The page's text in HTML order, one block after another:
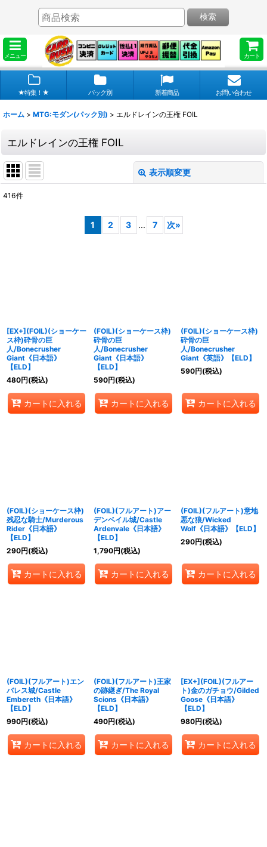
メニュー カート
検索
★特集！★ パック別 新着商品 お問い合わせ
ホーム > MTG:モダン(パック別) > エルドレインの王権 FOIL
エルドレインの王権 FOIL
表示順変更
416件
1 2 3 ... 7 次»
[EX+](FOIL)(ショーケー
ス枠)砕骨の巨
人/Bonecrusher
Giant《日本語》
【ELD】
480円(税込)
カートに入れる
(FOIL)(ショーケース枠)
砕骨の巨
人/Bonecrusher
Giant《日本語》
【ELD】
590円(税込)
カートに入れる
(FOIL)(ショーケース枠)
砕骨の巨
人/Bonecrusher
Giant《英語》【ELD】
590円(税込)
カートに入れる
(FOIL)(ショーケース枠)
残忍な騎士/Murderous
Rider《日本語》
【ELD】
290円(税込)
カートに入れる
(FOIL)(フルアート)アー
デンベイル城/Castle
Ardenvale《日本語》
【ELD】
1,790円(税込)
カートに入れる
(FOIL)(フルアート)意地
悪な狼/Wicked
Wolf《日本語》【ELD】
290円(税込)
カートに入れる
(FOIL)(フルアート)エン
バレス城/Castle
Embereth《日本語》
【ELD】
990円(税込)
カートに入れる
(FOIL)(フルアート)王家
の跡継ぎ/The Royal
Scions《日本語》
【ELD】
490円(税込)
カートに入れる
[EX+](FOIL)(フルアー
ト)金のガチョウ/Gilded
Goose《日本語》
【ELD】
980円(税込)
カートに入れる